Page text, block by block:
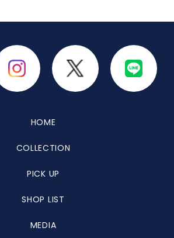
HOME
COLLECTION
PICK UP
SHOP LIST
MEDIA